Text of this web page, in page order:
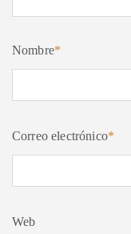
Nombre*
Correo electrónico*
Web